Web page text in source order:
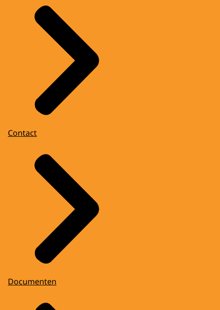
Contact
Documenten